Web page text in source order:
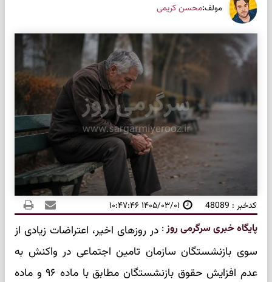
مولف:محسن کریمی
کدخبر : 48089 ۱۴۰۵/۰۳/۰۱ ۱۰:۴۷:۴۶
پایگاه خبری سرگرمی روز: در روزهای اخیر، اعتراضات زیادی از
سوی بازنشستگان سازمان تامین اجتماعی در واکنش به‌
عدم افزایش حقوق بازنشستگان مطابق با ماده ۹۶ و ماده